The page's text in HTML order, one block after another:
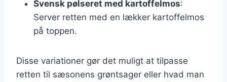
Svensk pølseret med kartoffelmos:
Server retten med en lækker kartoffelmos
på toppen.
Disse variationer gør det muligt at tilpasse
retten til sæsonens grøntsager eller hvad man